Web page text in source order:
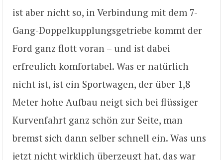
ist aber nicht so, in Verbindung mit dem 7-
Gang-Doppelkupplungsgetriebe kommt der
Ford ganz flott voran – und ist dabei
erfreulich komfortabel. Was er natürlich
nicht ist, ist ein Sportwagen, der über 1,8
Meter hohe Aufbau neigt sich bei flüssiger
Kurvenfahrt ganz schön zur Seite, man
bremst sich dann selber schnell ein. Was uns
jetzt nicht wirklich überzeugt hat, das war